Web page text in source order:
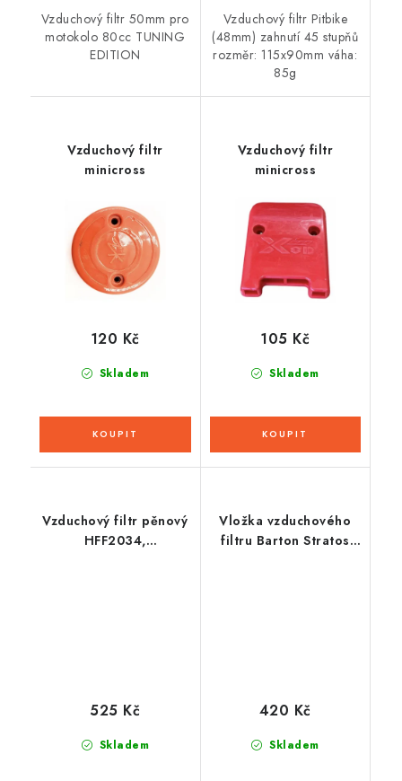
Vzduchový filtr 50mm pro
motokolo 80cc TUNING
EDITION
Vzduchový filtr Pitbike
(48mm) zahnutí 45 stupňů
rozměr: 115x90mm váha:
85g
Vzduchový filtr
minicross
Skladem
120 Kč
Vzduchový filtr
minicross
Skladem
105 Kč
Vzduchový filtr pěnový
HFF2034,
Skladem
525 Kč
Vložka vzduchového
filtru Barton Stratos
Skladem
420 Kč